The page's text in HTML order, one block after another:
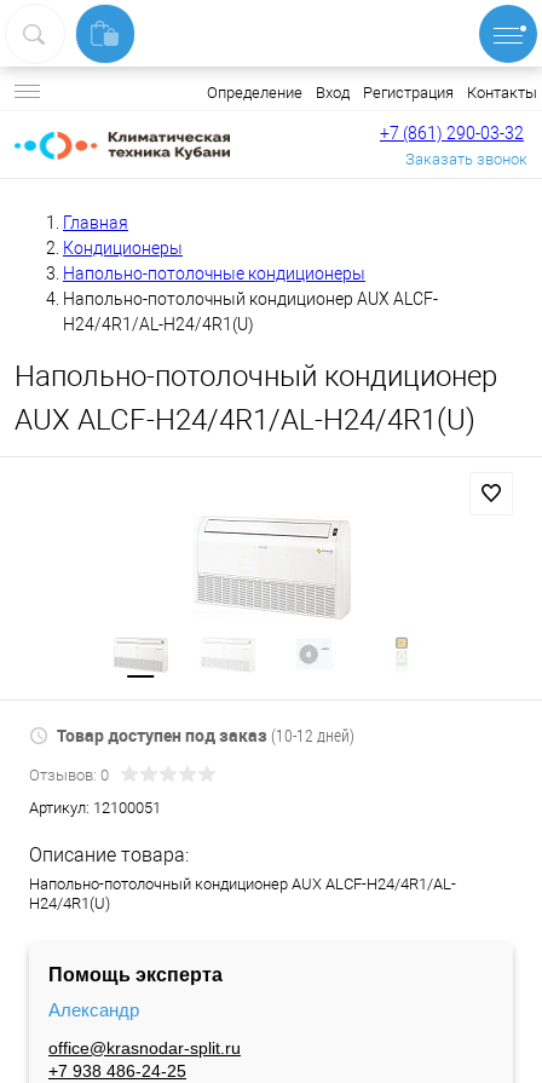
Определение Вход Регистрация Контакты
+7 (861) 290-03-32
Заказать звонок
Главная
Кондиционеры
Напольно-потолочные кондиционеры
Напольно-потолочный кондиционер AUX ALCF-
H24/4R1/AL-H24/4R1(U)
Напольно-потолочный кондиционер
AUX ALCF-H24/4R1/AL-H24/4R1(U)
Товар доступен под заказ (10-12 дней)
Отзывов: 0
Артикул: 12100051
Описание товара:
Напольно-потолочный кондиционер AUX ALCF-H24/4R1/AL-
H24/4R1(U)
Помощь эксперта
Александр
office@krasnodar-split.ru
+7 938 486-24-25